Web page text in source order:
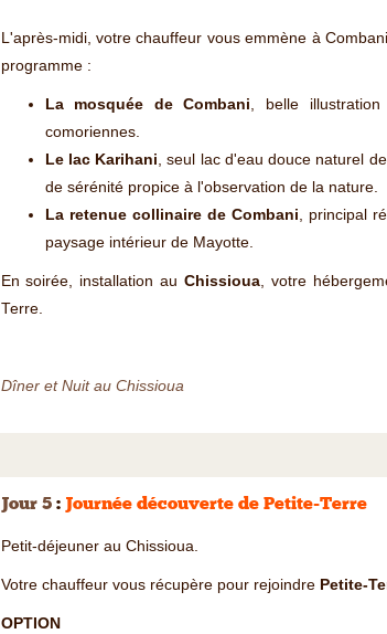
L'après-midi, votre chauffeur vous emmène à
programme :
La mosquée de Combani, belle illustration
comoriennes.
Le lac Karihani, seul lac d'eau douce naturel
de sérénité propice à l'observation de la nature.
La retenue collinaire de Combani, principal
paysage intérieur de Mayotte.
En soirée, installation auChissioua, votre
Terre.
Dîner et Nuit au Chissioua
Jour 5: Journée découverte de Petite-Terre
Petit-déjeuner au Chissioua.
Votre chauffeur vous récupère pour rejoindre Petite-
OPTION